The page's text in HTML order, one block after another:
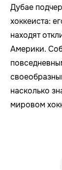
Дубае
хоккеиста:
находят
Америки.
насколько
мировом